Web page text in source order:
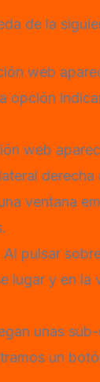
de la
web
opción
web
ventana
pulsar
y en
unas
un